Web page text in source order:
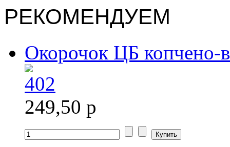
РЕКОМЕНДУЕМ
Окорочок ЦБ копчено-
249,50 р